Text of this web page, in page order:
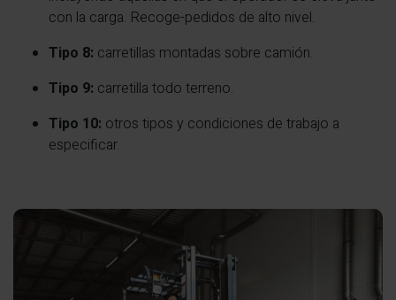
con la carga. Recoge-pedidos de alto nivel.
Tipo 8: carretillas montadas sobre camión.
Tipo 9: carretilla todo terreno.
Tipo 10: otros tipos y condiciones de trabajo a
especificar.